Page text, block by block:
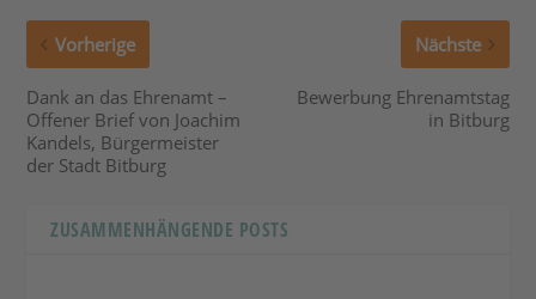
Vorherige
Dank an das Ehrenamt –
Offener Brief von Joachim
Kandels, Bürgermeister
der Stadt Bitburg
Nächste
Bewerbung Ehrenamtstag
in Bitburg
ZUSAMMENHÄNGENDE POSTS